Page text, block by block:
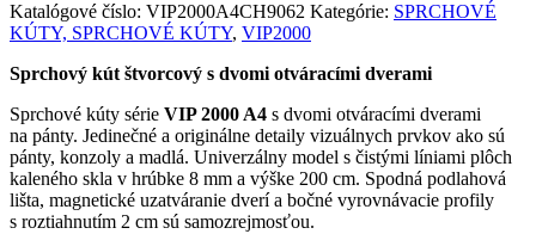
Katalógové číslo: VIP2000A4CH9062 Kategórie: SPRCHOVÉ
KÚTY, SPRCHOVÉ KÚTY, VIP2000
Sprchový kút štvorcový s dvomi otváracími dverami
Sprchové kúty série VIP 2000 A4 s dvomi otváracími dverami
na pánty. Jedinečné a originálne detaily vizuálnych prvkov ako sú
pánty, konzoly a madlá. Univerzálny model s čistými líniami plôch
kaleného skla v hrúbke 8 mm a výške 200 cm. Spodná podlahová
lišta, magnetické uzatváranie dverí a bočné vyrovnávacie profily
s roztiahnutím 2 cm sú samozrejmosťou.